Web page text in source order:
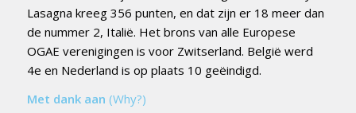
Lasagna kreeg 356 punten, en dat zijn er 18 meer dan
de nummer 2, Italië. Het brons van alle Europese
OGAE verenigingen is voor Zwitserland. België werd
4e en Nederland is op plaats 10 geëindigd.
Met dank aan (Why?)